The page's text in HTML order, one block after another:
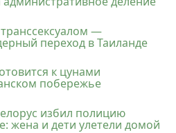
транссексуалом —
переход в Таиланде
к цунами
побережье
избил полицию
жена и дети улетели домой